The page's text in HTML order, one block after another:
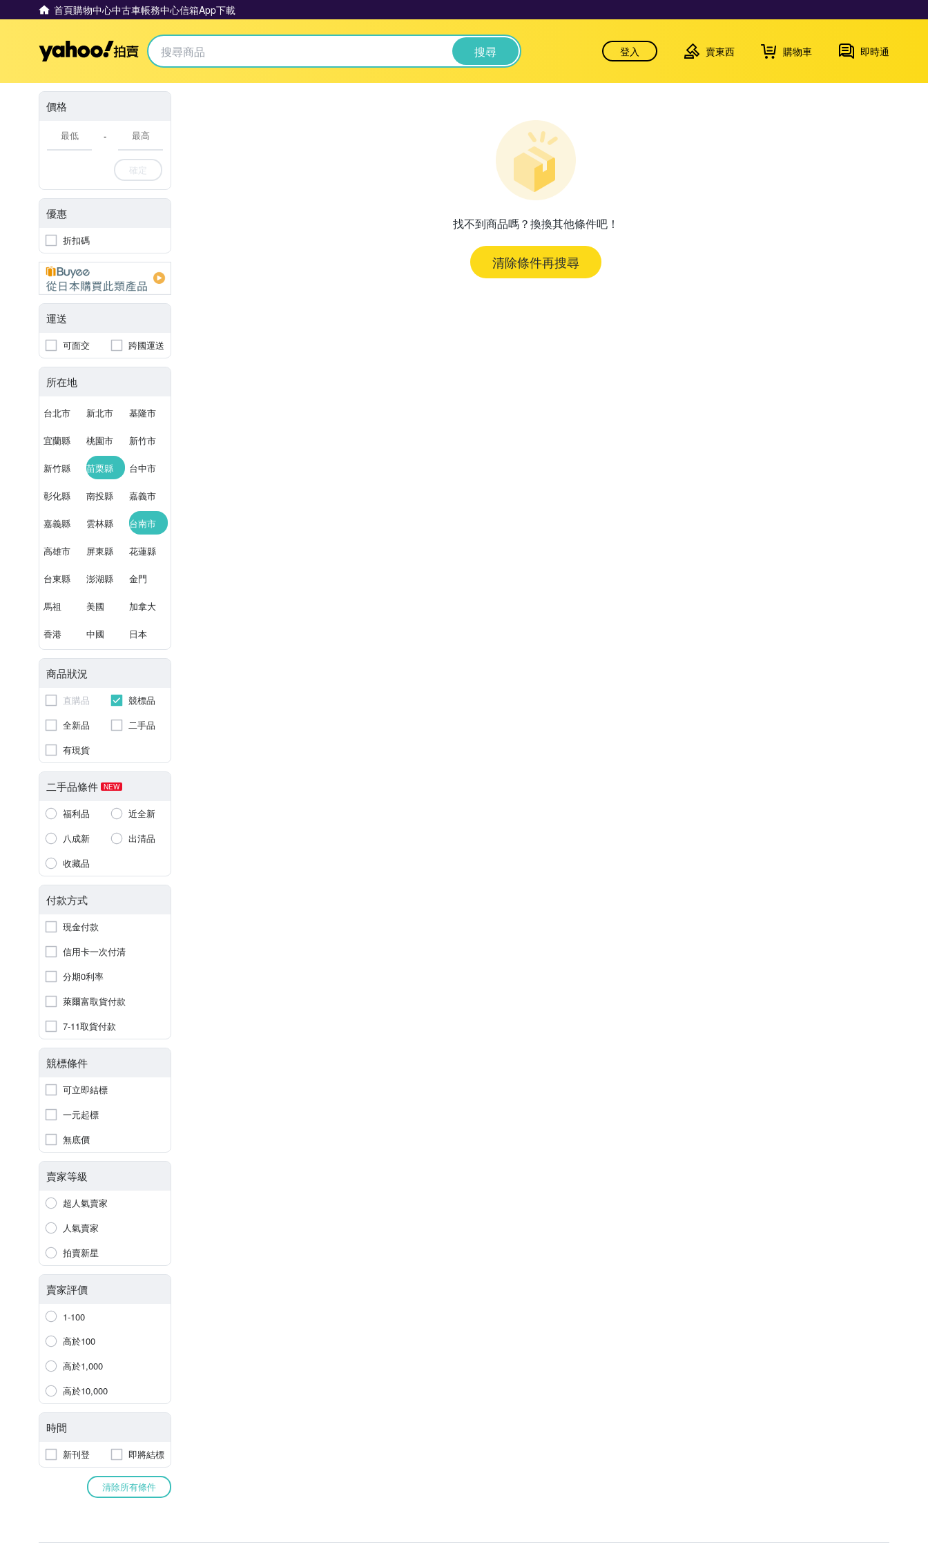
首頁購物中心中古車帳務中心信箱App下載
Yahoo拍賣 搜尋 登入 賣東西 購物車 即時通
價格
-
確定
優惠
折扣碼
運送
可面交 跨國運送
所在地
台北市 新北市 基隆市
宜蘭縣 桃園市 新竹市
新竹縣 苗栗縣 台中市
彰化縣 南投縣 嘉義市
嘉義縣 雲林縣 台南市
高雄市 屏東縣 花蓮縣
台東縣 澎湖縣 金門
馬祖 美國 加拿大
香港 中國 日本
商品狀況
直購品
競標品
全新品
二手品
有現貨
二手品條件 NEW
福利品
近全新
八成新
出清品
收藏品
付款方式
現金付款
信用卡一次付清
分期0利率
萊爾富取貨付款
7-11取貨付款
競標條件
可立即結標
一元起標
無底價
賣家等級
超人氣賣家
人氣賣家
拍賣新星
賣家評價
1-100
高於100
高於1,000
高於10,000
時間
新刊登 即將結標
清除所有條件
找不到商品嗎？換換其他條件吧！
清除條件再搜尋